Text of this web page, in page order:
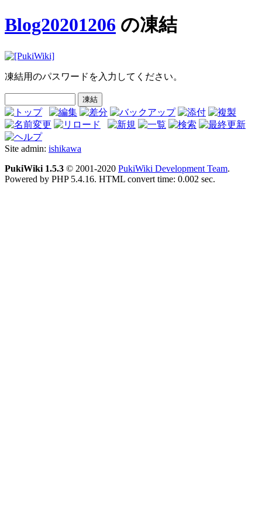
Blog20201206 の凍結
凍結用のパスワードを入力してください。
Site admin: ishikawa
PukiWiki 1.5.3 © 2001-2020 PukiWiki Development Team.
Powered by PHP 5.4.16. HTML convert time: 0.002 sec.